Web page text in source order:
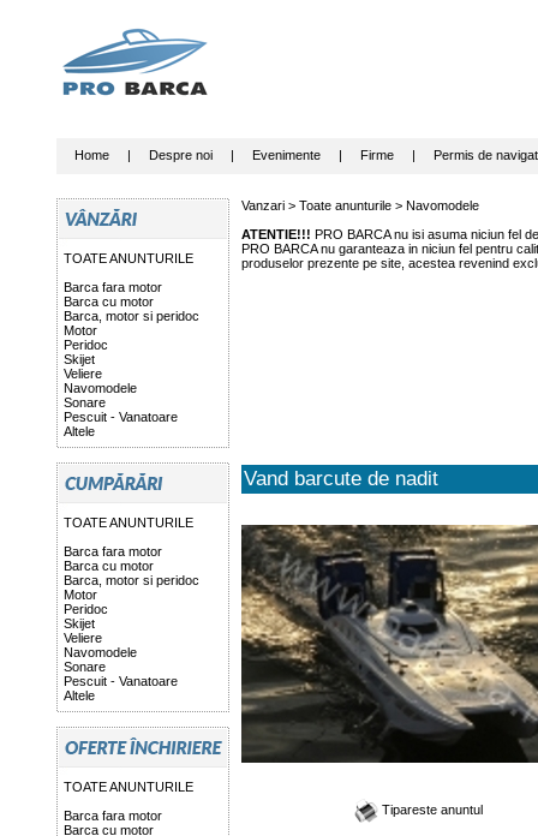
Home| Despre noi| Evenimente| Firme| Permis de
TOATE ANUNTURILE
Barca fara motor
Barca cu motor
Barca, motor si peridoc
Motor
Peridoc
Skijet
Veliere
Navomodele
Sonare
Pescuit - Vanatoare
Altele
TOATE ANUNTURILE
Barca fara motor
Barca cu motor
Barca, motor si peridoc
Motor
Peridoc
Skijet
Veliere
Navomodele
Sonare
Pescuit - Vanatoare
Altele
TOATE ANUNTURILE
Barca fara motor
Barca cu motor
Vanzari > Toate anunturile> Navomodele
ATENTIE!!! PRO BARCA nu isi asuma niciun fel
PRO BARCA nu garanteaza in niciun fel pentru
produselor prezente pe site, acestea revenind
Vand barcute de nadit
Tipareste anuntul